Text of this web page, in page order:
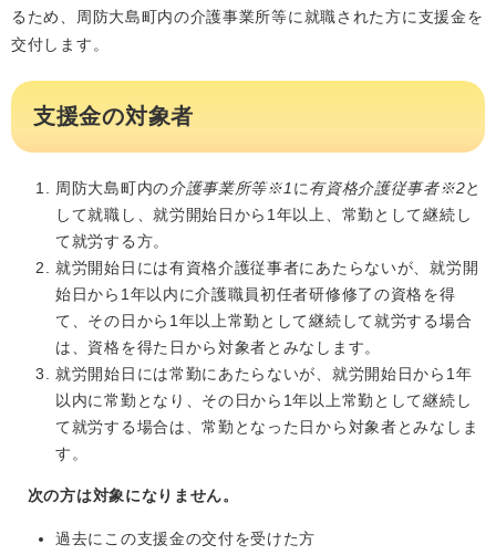
るため、周防大島町内の介護事業所等に就職された方に支援金を
交付します。
支援金の対象者
周防大島町内の介護事業所等※1 に有資格介護従事者※2と
して就職し、就労開始日から1年以上、常勤として継続し
て就労する方。
就労開始日には有資格介護従事者にあたらないが、就労開
始日から1年以内に介護職員初任者研修修了の資格を得
て、その日から1年以上常勤として継続して就労する場合
は、資格を得た日から対象者とみなします。
就労開始日には常勤にあたらないが、就労開始日から1年
以内に常勤となり、その日から1年以上常勤として継続し
て就労する場合は、常勤となった日から対象者とみなしま
す。
次の方は対象になりません。
過去にこの支援金の交付を受けた方